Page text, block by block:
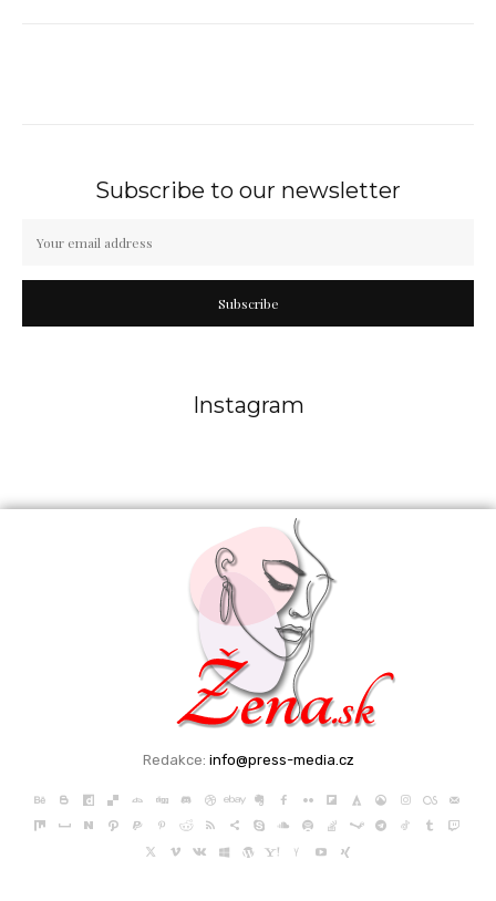
Subscribe to our newsletter
Subscribe
Instagram
Redakce: info@press-media.cz